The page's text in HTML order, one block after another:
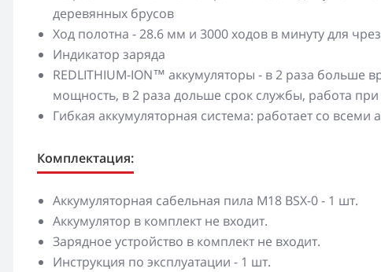
деревянных брусов
Ход полотна - 28.6 мм и 3000 ходов в минуту для
Индикатор заряда
REDLITHIUM-ION™ аккумуляторы - в 2 раза больше
мощность, в 2 раза дольше срок службы, работа
Гибкая аккумуляторная система: работает со
Комплектация:
Аккумуляторная сабельная пила M18 BSX-0 - 1 шт.
Аккумулятор в комплект не входит.
Зарядное устройство в комплект не входит.
Инструкция по эксплуатации - 1 шт.